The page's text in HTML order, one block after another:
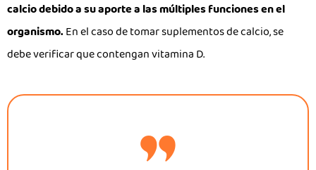
calcio debido a su aporte a las múltiples funciones en el
organismo.En el caso de tomar suplementos de calcio, se
debe verificar que contengan vitamina D.